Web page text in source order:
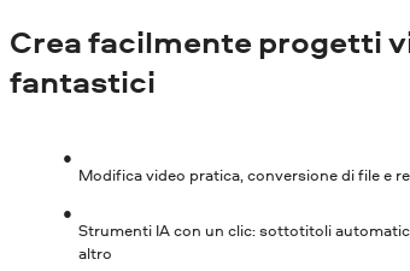
Crea facilmente progetti
fantastici
Modifica video pratica, conversione di file e
Strumenti IA con un clic: sottotitoli
altro